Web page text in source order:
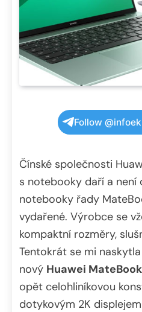
Follow
Čínské společnosti
s notebooky daří a není
notebooky řady
vydařené. Výrobce se
kompaktní rozměry,
Tentokrát se mi
nový Huawei
opět celohliníkovou
dotykovým 2K